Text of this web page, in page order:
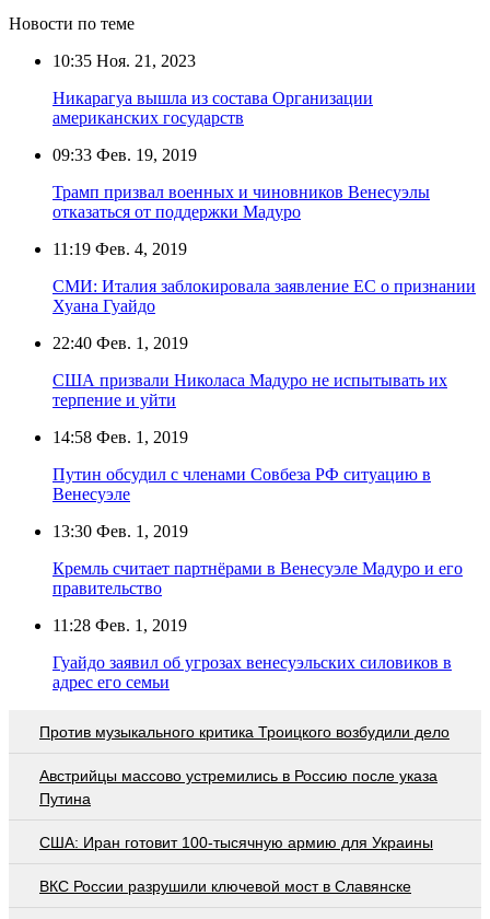
Новости по теме
10:35 Ноя. 21, 2023
Никарагуа вышла из состава Организации
американских государств
09:33 Фев. 19, 2019
Трамп призвал военных и чиновников Венесуэлы
отказаться от поддержки Мадуро
11:19 Фев. 4, 2019
СМИ: Италия заблокировала заявление ЕС о признании
Хуана Гуайдо
22:40 Фев. 1, 2019
США призвали Николаса Мадуро не испытывать их
терпение и уйти
14:58 Фев. 1, 2019
Путин обсудил с членами Совбеза РФ ситуацию в
Венесуэле
13:30 Фев. 1, 2019
Кремль считает партнёрами в Венесуэле Мадуро и его
правительство
11:28 Фев. 1, 2019
Гуайдо заявил об угрозах венесуэльских силовиков в
адрес его семьи
Против музыкального критика Троицкого возбудили дело
Австрийцы массово устремились в Россию после указа
Путина
США: Иран готовит 100-тысячную армию для Украины
ВКС России разрушили ключевой мост в Славянске